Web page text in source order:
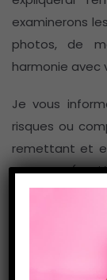
examinerons
photos, de
harmonie avec
Je vous
risques ou
remettant et
SOFCPRE
chirurgiens
Le tabac